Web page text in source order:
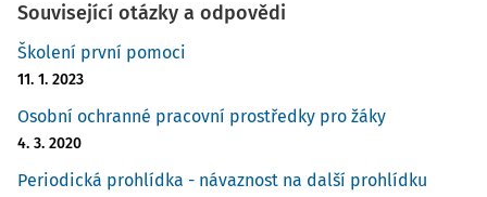
Související otázky a odpovědi
Školení první pomoci
11. 1. 2023
Osobní ochranné pracovní prostředky pro žáky
4. 3. 2020
Periodická prohlídka - návaznost na další prohlídku